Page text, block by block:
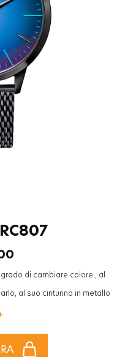
di cambiare colore , al
al suo cinturino in metallo
Welder Moody sarà